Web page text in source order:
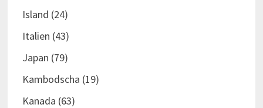
Island (24)
Italien (43)
Japan (79)
Kambodscha (19)
Kanada (63)